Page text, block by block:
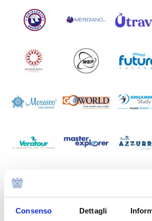
Consenso Dettagli